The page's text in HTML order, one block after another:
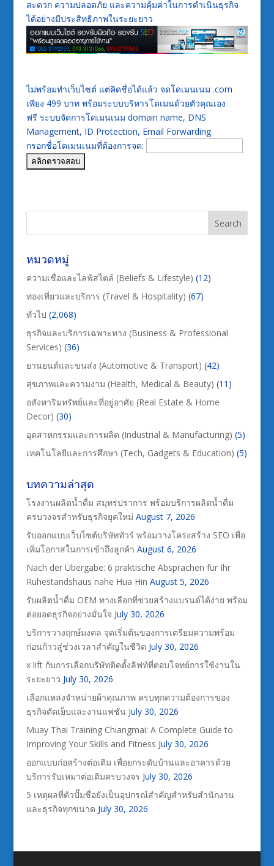
สะดวก ความปลอดภัย และความคุ้มค่าในการดำเนินธุรกิจ
ได้อย่างมีประสิทธิภาพในระยะยาว
ไม่พร้อมทำเว็บไซต์ แต่คิดชื่อได้แล้ว จดโดเมนเนม .com
เพียง 499 บาท พร้อมระบบบริหารโดเมนด้วยตัวคุณเอง
ฟรี ระบบจัดการโดเมนเนม domain name, DNS
Management, ID Protection, Email Forwarding
กรอกชื่อโดเมนเนมที่ต้องการจด:
หมวดหมู่
ความเชื่อและไลฟ์สไตล์ (Beliefs & Lifestyle) (12)
ท่องเที่ยวและบริการ (Travel & Hospitality) (67)
ทั่วไป (2,068)
ธุรกิจและบริการเฉพาะทาง (Business & Professional
Services) (36)
ยานยนต์และขนส่ง (Automotive & Transport) (42)
สุขภาพและความงาม (Health, Medical & Beauty) (11)
อสังหาริมทรัพย์และที่อยู่อาศัย (Real Estate & Home
Decor) (30)
อุตสาหกรรมและการผลิต (Industrial & Manufacturing) (5)
เทคโนโลยีและการศึกษา (Tech, Gadgets & Education) (5)
บทความล่าสุด
โรงงานผลิตน้ำดื่ม สมุทรปราการ พร้อมบริการผลิตน้ำดื่ม
ครบวงจรสำหรับธุรกิจยุคใหม่ August 7, 2026
รับออกแบบเว็บไซต์บริษัททัวร์ พร้อมวางโครงสร้าง SEO เพื่อ
เพิ่มโอกาสในการเข้าถึงลูกค้า August 6, 2026
Nach der Übergabe: 6 praktische Absprachen für Ihr
Ruhestandshaus nahe Hua Hin August 5, 2026
รับผลิตน้ำดื่ม OEM ทางเลือกที่ช่วยสร้างแบรนด์ได้ง่าย พร้อม
ต่อยอดธุรกิจอย่างมั่นใจ July 30, 2026
บริการวางฤกษ์มงคล จุดเริ่มต้นของการเตรียมความพร้อม
ก่อนก้าวสู่ช่วงเวลาสำคัญในชีวิต July 30, 2026
x lift กับการเลือกบริษัทติดตั้งลิฟท์ที่ตอบโจทย์การใช้งานใน
ระยะยาว July 30, 2026
เลือกแหล่งจำหน่ายผ้าคุณภาพ ครบทุกความต้องการของ
ธุรกิจตัดเย็บและงานแฟชั่น July 30, 2026
Muay Thai Training Chiangmai: A Complete Guide to
Improving Your Skills and Fitness July 30, 2026
ออกแบบก่อสร้างต่อเติม เพื่อยกระดับบ้านและอาคารด้วย
บริการรับเหมาต่อเติมครบวงจร July 30, 2026
5 เหตุผลที่ตัวปั๊มชื่อยังเป็นอุปกรณ์สำคัญสำหรับสำนักงาน
และธุรกิจทุกขนาด July 30, 2026